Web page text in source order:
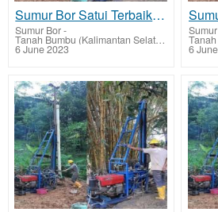
Sumur Bor Satui Terbaik Tarif Harga Murah
Sumur Bor-
Tanah Bumbu (Kalimantan Selatan)
6 June 2023 6